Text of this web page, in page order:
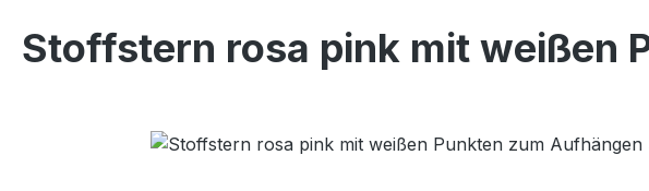
Stoffstern rosa pink mit weißen
Bildergalerie überspringen